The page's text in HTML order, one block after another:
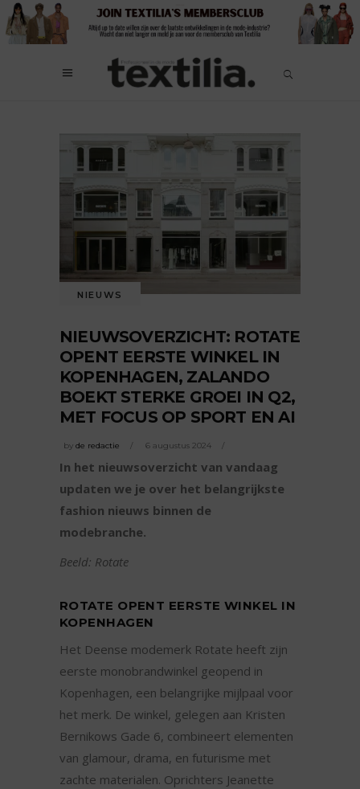
NIEUWS
NIEUWSOVERZICHT: ROTATE
OPENT EERSTE WINKEL IN
KOPENHAGEN, ZALANDO
BOEKT STERKE GROEI IN Q2,
MET FOCUS OP SPORT EN AI
by de redactie 6 augustus 2024
In het nieuwsoverzicht van vandaag
updaten we je over het belangrijkste
fashion nieuws binnen de
modebranche.
Beeld: Rotate
ROTATE OPENT EERSTE WINKEL IN
KOPENHAGEN
Het Deense modemerk Rotate heeft zijn
eerste monobrandwinkel geopend in
Kopenhagen, een belangrijke mijlpaal voor
het merk. De winkel, gelegen aan Kristen
Bernikows Gade 6, combineert elementen
van glamour, drama, en futurisme met
zachte materialen. Oprichters Jeanette